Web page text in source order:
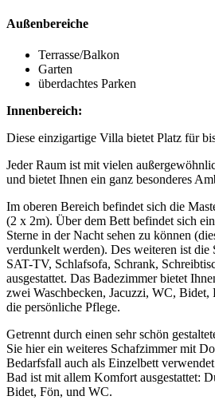
Außenbereiche
Terrasse/Balkon
Garten
überdachtes Parken
Innenbereich:
Diese einzigartige Villa bietet Platz für
Jeder Raum ist mit vielen
und bietet Ihnen ein ganz besonderes
Im oberen Bereich befindet sich die
(2 x 2m). Über dem Bett befindet sich
Sterne in der Nacht sehen zu können
verdunkelt werden). Des weiteren ist die
SAT-TV, Schlafsofa, Schrank,
ausgestattet. Das Badezimmer bietet
zwei Waschbecken, Jacuzzi, WC,
die persönliche Pflege.
Getrennt durch einen sehr schön
Sie hier ein weiteres Schafzimmer mit
Bedarfsfall auch als Einzelbett
Bad ist mit allem Komfort ausgestattet:
Bidet, Fön, und WC.